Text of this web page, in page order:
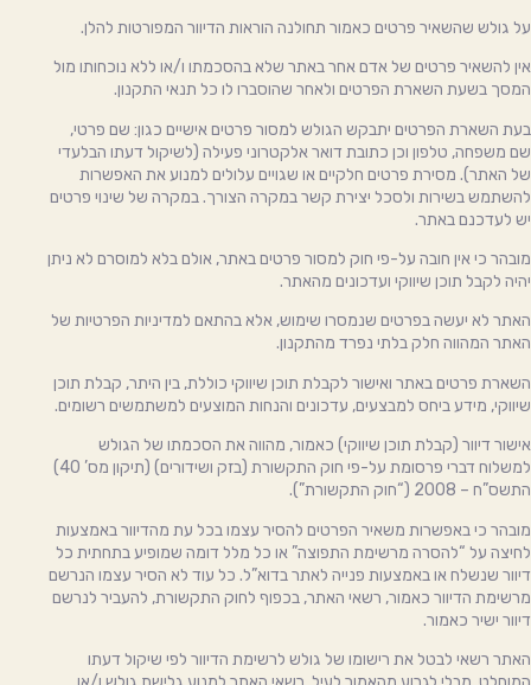
על גולש שהשאיר פרטים כאמור תחולנה הוראות הדיוור המפורטות להלן.
אין להשאיר פרטים של אדם אחר באתר שלא בהסכמתו ו/או ללא נוכחותו מול
המסך בשעת השארת הפרטים ולאחר שהוסברו לו כל תנאי התקנון.
בעת השארת הפרטים יתבקש הגולש למסור פרטים אישיים כגון: שם פרטי,
שם משפחה, טלפון וכן כתובת דואר אלקטרוני פעילה (לשיקול דעתו הבלעדי
של האתר). מסירת פרטים חלקיים או שגויים עלולים למנוע את האפשרות
להשתמש בשירות ולסכל יצירת קשר במקרה הצורך. במקרה של שינוי פרטים
יש לעדכנם באתר.
מובהר כי אין חובה על-פי חוק למסור פרטים באתר, אולם בלא למוסרם לא ניתן
יהיה לקבל תוכן שיווקי ועדכונים מהאתר.
האתר לא יעשה בפרטים שנמסרו שימוש, אלא בהתאם למדיניות הפרטיות של
האתר המהווה חלק בלתי נפרד מהתקנון.
השארת פרטים באתר ואישור לקבלת תוכן שיווקי כוללת, בין היתר, קבלת תוכן
שיווקי, מידע ביחס למבצעים, עדכונים והנחות המוצעים למשתמשים רשומים.
אישור דיוור (קבלת תוכן שיווקי) כאמור, מהווה את הסכמתו של הגולש
למשלוח דברי פרסומת על-פי חוק התקשורת (בזק ושידורים) (תיקון מס’ 40)
התשס”ח – 2008 (“חוק התקשורת”).
מובהר כי באפשרות משאיר הפרטים להסיר עצמו בכל עת מהדיוור באמצעות
לחיצה על “להסרה מרשימת התפוצה” או כל מלל דומה שמופיע בתחתית כל
דיוור שנשלח או באמצעות פנייה לאתר בדוא”ל. כל עוד לא הסיר עצמו הנרשם
מרשימת הדיוור כאמור, רשאי האתר, בכפוף לחוק התקשורת, להעביר לנרשם
דיוור ישיר כאמור.
האתר רשאי לבטל את רישומו של גולש לרשימת הדיוור לפי שיקול דעתו